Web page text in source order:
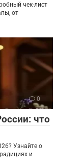
чек-лист
от
0
что
Узнайте о
и